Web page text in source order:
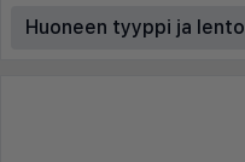
Huoneen tyyppi ja lento